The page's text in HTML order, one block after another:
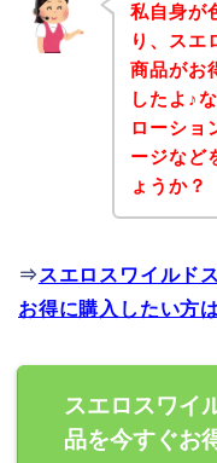
私自身が
り、スエ
商品がお
したよ♪
ローショ
ージなど
ょうか？
⇒ スエロスワイルド
お得に購入したい方
スエロスワイ
品を今すぐお